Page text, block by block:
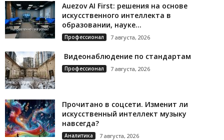
Auezov AI First: решения на основе
искусственного интеллекта в
образовании, науке...
Профессионал 7 августа, 2026
Видеонаблюдение по стандартам
Профессионал 7 августа, 2026
Прочитано в соцсети. Изменит ли
искусственный интеллект музыку
навсегда?
Аналитика 7 августа, 2026